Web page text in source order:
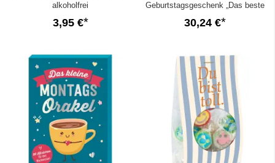
alkoholfrei
3,95 €
Geburtstagsgeschenk „Das beste
Alter ist jetzt!“ (Set 3)
30,24 €